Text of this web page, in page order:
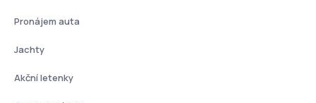
Pronájem auta
Jachty
Akční letenky